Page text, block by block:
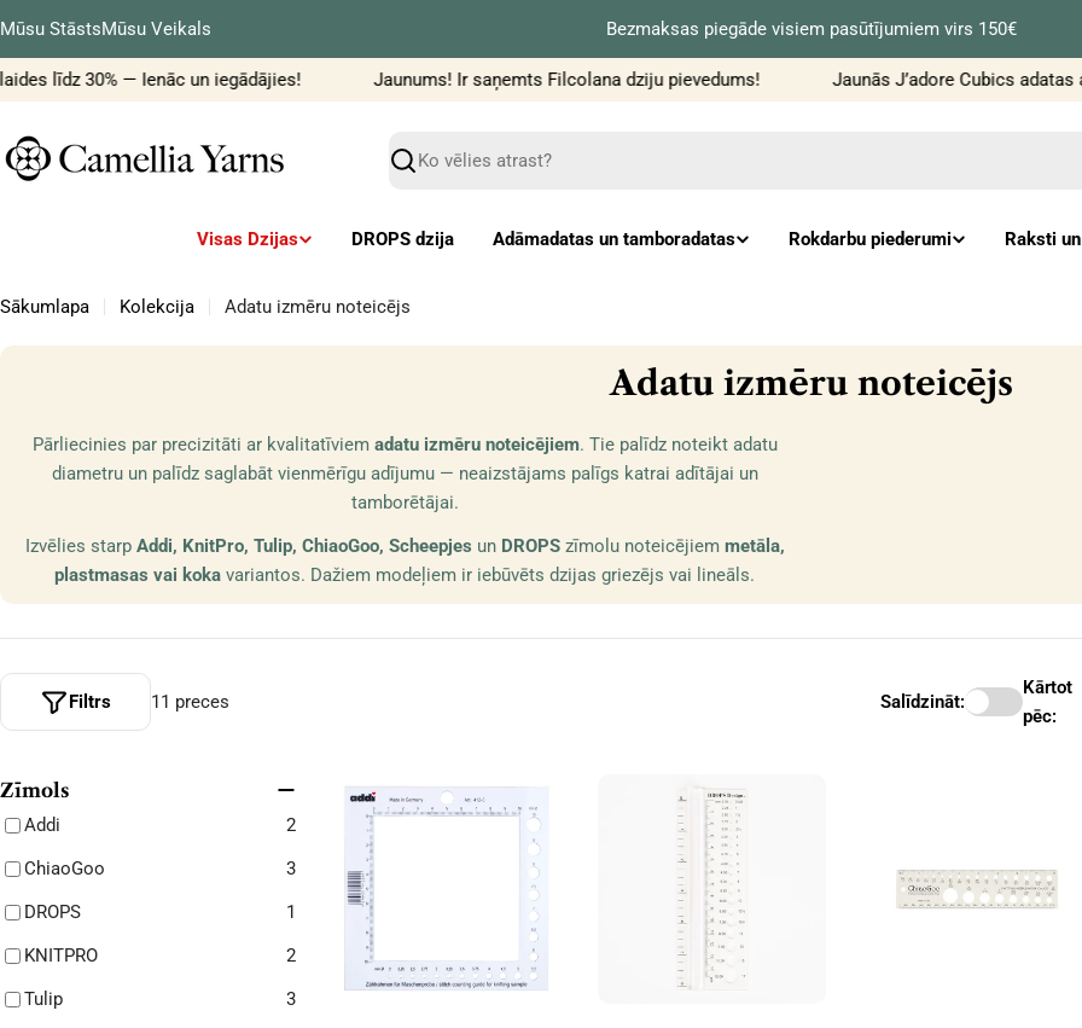
uz
saturu
Mūsu StāstsMūsu Veikals Bezmaksas piegāde visiem pasūtījumiem virs 150€
līdz 30% — Ienāc un iegādājies!
Jaunums! Ir saņemts Filcolana dziju pievedums! Jaunās J’adore Cubics adatas
Meklēt
Visas Dzijas DROPS dzija Adāmadatas un tamboradatas Rokdarbu piederumi Raksti
Sākumlapa Kolekcija Adatu izmēru noteicējs
K
l
k
c
Adatu izmēru noteicējs
Pārliecinies par precizitāti ar kvalitatīviem adatu izmēru noteicējiem. Tie palīdz noteikt adatu
diametru un palīdz saglabāt vienmērīgu adījumu — neaizstājams palīgs katrai adītājai un
tamborētājai.
Izvēlies starp Addi, KnitPro, Tulip, ChiaoGoo, Scheepjes un DROPSzīmolu noteicējiem metāla,
plastmasas vai koka variantos. Dažiem modeļiem ir iebūvēts dzijas griezējs vai lineāls.
11 preces
Filtrs Salīdzināt:
Kārtot
pēc:
Zīmols
Addi
2
ChiaoGoo
3
DROPS
1
KNITPRO
2
Tulip
3